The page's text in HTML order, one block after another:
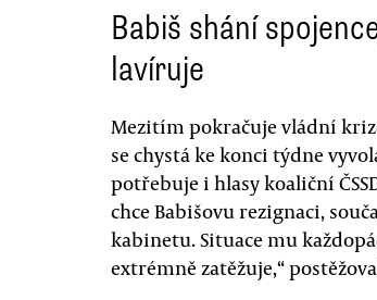
Babiš shání
lavíruje
Mezitím pokračuje vládní
se chystá ke konci týdne
potřebuje i hlasy koaliční
chce Babišovu rezignaci,
kabinetu. Situace mu
extrémně zatěžuje,“